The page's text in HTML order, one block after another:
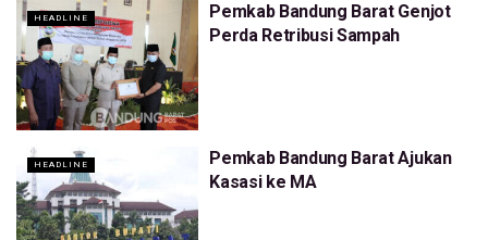
HEADLINE
Pemkab Bandung Barat Genjot
Perda Retribusi Sampah
HEADLINE
Pemkab Bandung Barat Ajukan
Kasasi ke MA